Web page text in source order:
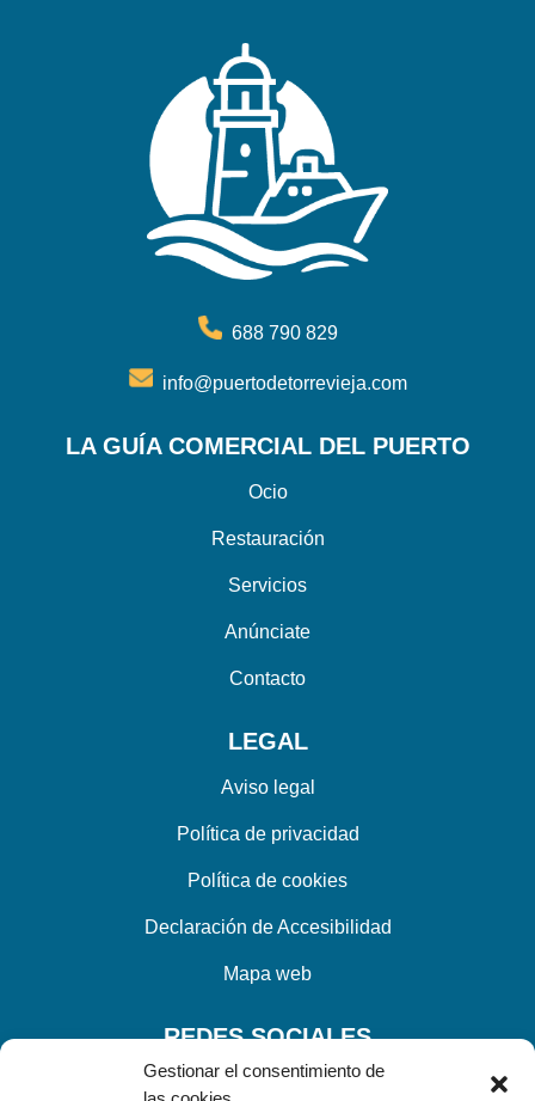
Gestionar el consentimiento de
688 790 829
info@puertodetorrevieja.com
LA GUÍA COMERCIAL DEL PUERTO
Ocio
Restauración
Servicios
Anúnciate
Contacto
LEGAL
Aviso legal
Política de privacidad
Política de cookies
Declaración de Accesibilidad
Mapa web
REDES SOCIALES